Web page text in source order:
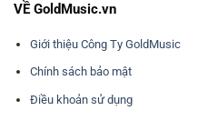
VỀ GoldMusic.vn
Giới thiệu Công Ty GoldMusic
Chính sách bảo mật
Điều khoản sử dụng